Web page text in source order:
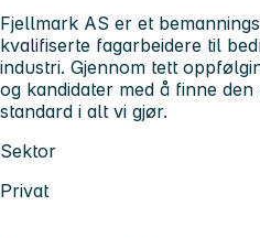
Fjellmark AS er et
kvalifiserte fagarbeidere til
industri. Gjennom tett
og kandidater med å finne
standard i alt vi gjør.
Sektor
Privat